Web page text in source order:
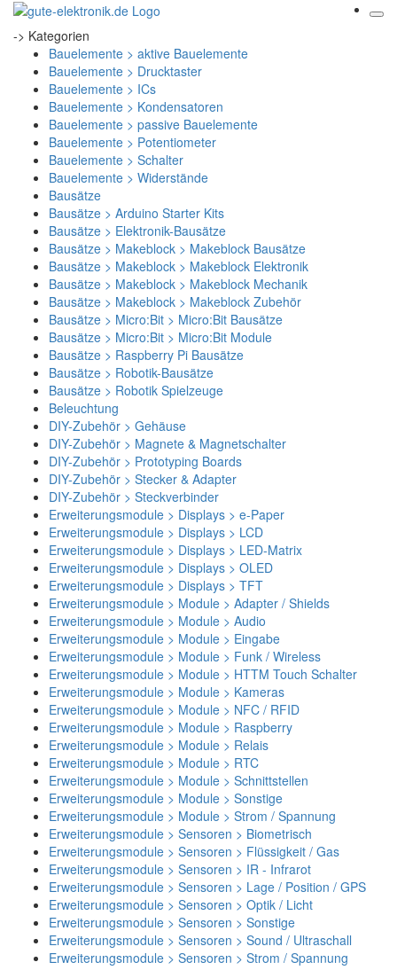
-> Kategorien
Bauelemente > aktive Bauelemente
Bauelemente > Drucktaster
Bauelemente > ICs
Bauelemente > Kondensatoren
Bauelemente > passive Bauelemente
Bauelemente > Potentiometer
Bauelemente > Schalter
Bauelemente > Widerstände
Bausätze
Bausätze > Arduino Starter Kits
Bausätze > Elektronik-Bausätze
Bausätze > Makeblock > Makeblock Bausätze
Bausätze > Makeblock > Makeblock Elektronik
Bausätze > Makeblock > Makeblock Mechanik
Bausätze > Makeblock > Makeblock Zubehör
Bausätze > Micro:Bit > Micro:Bit Bausätze
Bausätze > Micro:Bit > Micro:Bit Module
Bausätze > Raspberry Pi Bausätze
Bausätze > Robotik-Bausätze
Bausätze > Robotik Spielzeuge
Beleuchtung
DIY-Zubehör > Gehäuse
DIY-Zubehör > Magnete & Magnetschalter
DIY-Zubehör > Prototyping Boards
DIY-Zubehör > Stecker & Adapter
DIY-Zubehör > Steckverbinder
Erweiterungsmodule > Displays > e-Paper
Erweiterungsmodule > Displays > LCD
Erweiterungsmodule > Displays > LED-Matrix
Erweiterungsmodule > Displays > OLED
Erweiterungsmodule > Displays > TFT
Erweiterungsmodule > Module > Adapter / Shields
Erweiterungsmodule > Module > Audio
Erweiterungsmodule > Module > Eingabe
Erweiterungsmodule > Module > Funk / Wireless
Erweiterungsmodule > Module > HTTM Touch Schalter
Erweiterungsmodule > Module > Kameras
Erweiterungsmodule > Module > NFC / RFID
Erweiterungsmodule > Module > Raspberry
Erweiterungsmodule > Module > Relais
Erweiterungsmodule > Module > RTC
Erweiterungsmodule > Module > Schnittstellen
Erweiterungsmodule > Module > Sonstige
Erweiterungsmodule > Module > Strom / Spannung
Erweiterungsmodule > Sensoren > Biometrisch
Erweiterungsmodule > Sensoren > Flüssigkeit / Gas
Erweiterungsmodule > Sensoren > IR - Infrarot
Erweiterungsmodule > Sensoren > Lage / Position / GPS
Erweiterungsmodule > Sensoren > Optik / Licht
Erweiterungsmodule > Sensoren > Sonstige
Erweiterungsmodule > Sensoren > Sound / Ultraschall
Erweiterungsmodule > Sensoren > Strom / Spannung